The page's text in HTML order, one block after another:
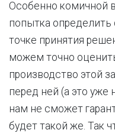
Особенно комичной
попытка определить
точке принятия
можем точно
производство этой
перед ней (а это уже
нам не сможет
будет такой же. Так